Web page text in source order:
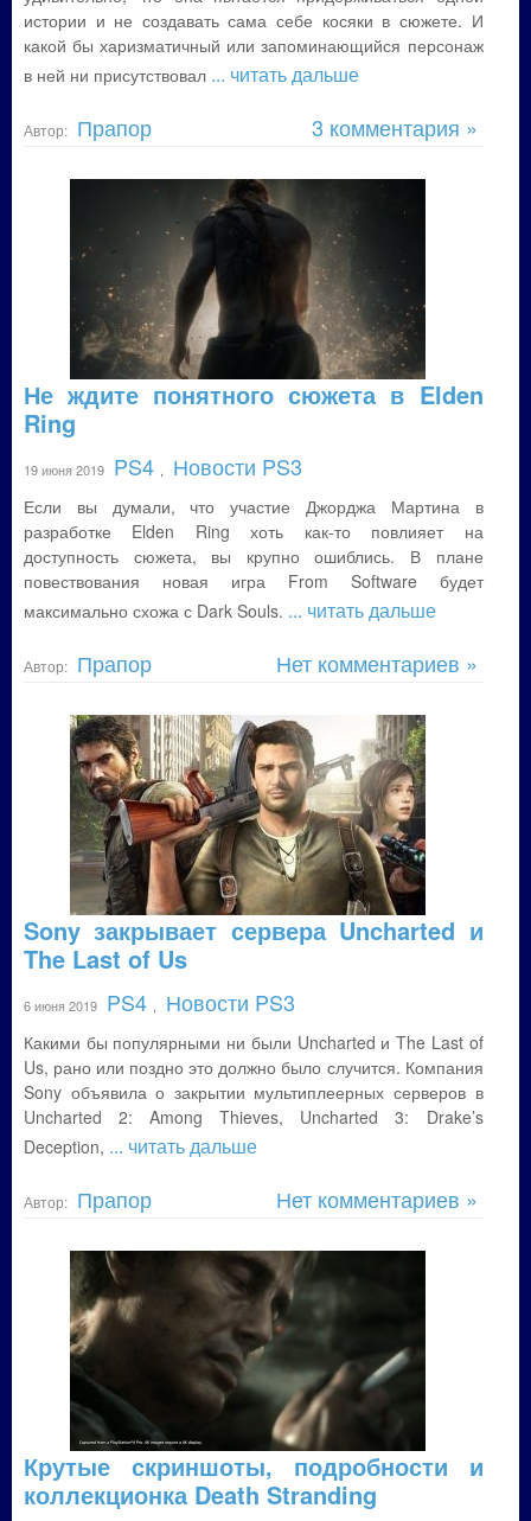
истории и не создавать сама себе косяки в сюжете. И
какой бы харизматичный или запоминающийся персонаж
в ней ни присутствовал ... читать дальше
Автор: Прапор 3 комментария »
Не ждите понятного сюжета в Elden
Ring
19 июня 2019 PS4 Новости PS3
Если вы думали, что участие Джорджа Мартина в
разработке Elden Ring хоть как-то повлияет на
доступность сюжета, вы крупно ошиблись. В плане
повествования новая игра From Software будет
максимально схожа с Dark Souls. ... читать дальше
Автор: Прапор Нет комментариев »
Sony закрывает сервера Uncharted и
The Last of Us
6 июня 2019 PS4 Новости PS3
Какими бы популярными ни были Uncharted и The Last of
Us, рано или поздно это должно было случится. Компания
Sony объявила о закрытии мультиплеерных серверов в
Uncharted 2: Among Thieves, Uncharted 3: Drake’s
Deception, ... читать дальше
Автор: Прапор Нет комментариев »
Крутые скриншоты, подробности и
коллекционка Death Stranding